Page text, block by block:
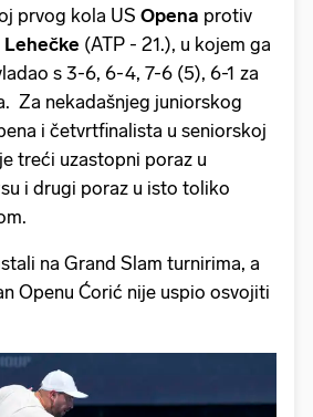
prvog kola US Opena protiv
Lehečke (ATP - 21.), u kojem ga
s 3-6, 6-4, 7-6 (5), 6-1 za
Za nekadašnjeg juniorskog
i četvrtfinalista u seniorskoj
treći uzastopni poraz u
i drugi poraz u isto toliko
na Grand Slam turnirima, a
Openu Ćorić nije uspio osvojiti